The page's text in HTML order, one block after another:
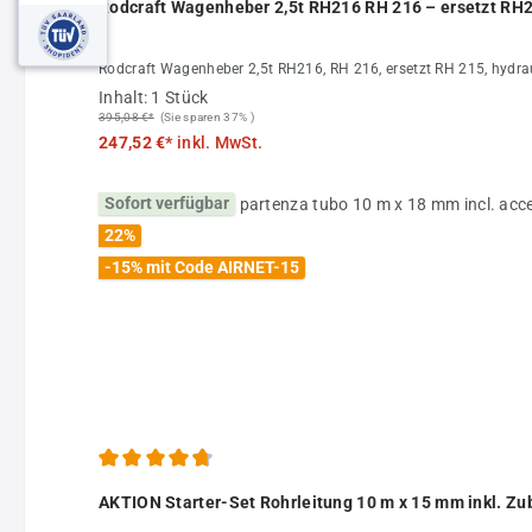
können Sie mit der Reinigung beginnen. Lassen Sie die
Rodcraft Wagenheber 2,5t RH216 RH 216 – ersetzt
Rodcraft Wagenheber 2,5t RH216, RH 216, ersetzt RH 215,
Inhalt: 1 Stück
395,08 €* (Sie sparen 37% )
247,52 €* inkl. MwSt.
Sofort verfügbar
22%
-15% mit Code AIRNET-15
AKTION Starter-Set Rohrleitung 10 m x 15 mm inkl.